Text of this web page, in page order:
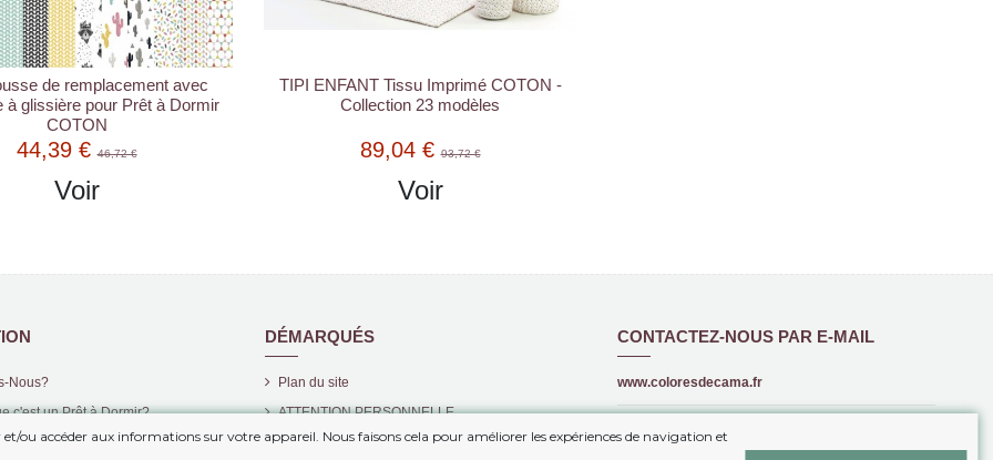
de remplacement avec
à glissière pour Prêt à Dormir
COTON
44,39 €46,72 €
Voir
TIPI ENFANT Tissu Imprimé COTON -
Collection 23 modèles
89,04 €93,72 €
Voir
Nous?
c'est un Prêt à Dormir?
DÉMARQUÉS
Plan du site
ATTENTION PERSONNELLE
Nouveaux Produits
CONTACTEZ-NOUS PAR E-MAIL
www.coloresdecama.fr
ou accéder aux informations sur votre appareil. Nous faisons cela pour améliorer les expériences de navigation et